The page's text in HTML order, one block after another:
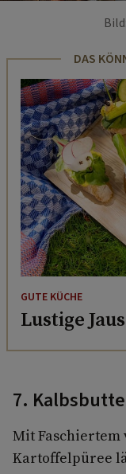
DAS
GUTE KÜCHE
Lustige
7.
Mit
Kartoffelpüree